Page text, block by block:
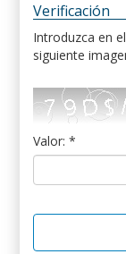
Verificación
Introduzca en
siguiente
Valor: *